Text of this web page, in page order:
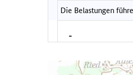
Die Belastungen
-